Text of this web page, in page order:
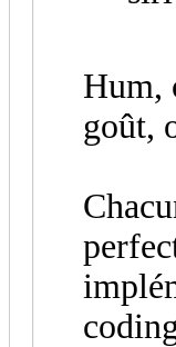
Hum,
goût,